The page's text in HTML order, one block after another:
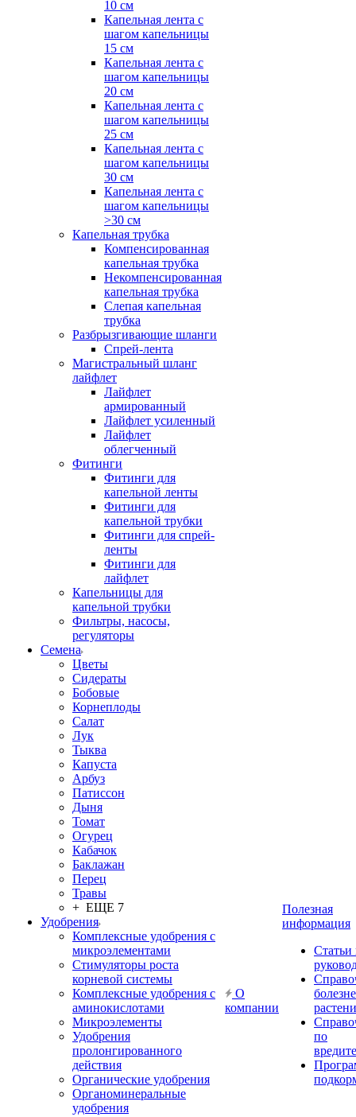
10 см
Капельная лента с
шагом капельницы
15 см
Капельная лента с
шагом капельницы
20 см
Капельная лента с
шагом капельницы
25 см
Капельная лента с
шагом капельницы
30 см
Капельная лента с
шагом капельницы
>30 см
Капельная трубка
Компенсированная
капельная трубка
Некомпенсированная
капельная трубка
Слепая капельная
трубка
Разбрызгивающие шланги
Спрей-лента
Магистральный шланг
лайфлет
Лайфлет
армированный
Лайфлет усиленный
Лайфлет
облегченный
Фитинги
Фитинги для
капельной ленты
Фитинги для
капельной трубки
Фитинги для спрей-
ленты
Фитинги для
лайфлет
Капельницы для
капельной трубки
Фильтры, насосы,
регуляторы
Семена
Цветы
Сидераты
Бобовые
Корнеплоды
Салат
Лук
Тыква
Капуста
Арбуз
Патиссон
Дыня
Томат
Огурец
Кабачок
Баклажан
Перец
Травы
+ ЕЩЕ 7
Удобрения
Комплексные удобрения с
микроэлементами
Стимуляторы роста
корневой системы
Комплексные удобрения с
аминокислотами
Микроэлементы
Удобрения
пролонгированного
действия
Органические удобрения
Органоминеральные
удобрения
О
компании
Полезная
информация
Статьи
по